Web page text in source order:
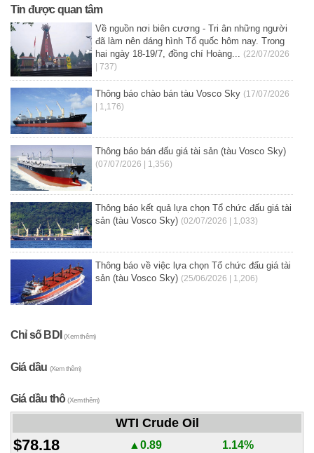
Tin được quan tâm
Về nguồn nơi biên cương - Tri ân những người
đã làm nên dáng hình Tổ quốc hôm nay. Trong
hai ngày 18-19/7, đồng chí Hoàng... (22/07/2026
| 737)
Thông báo chào bán tàu Vosco Sky (17/07/2026
| 1,176)
Thông báo bán đấu giá tài sản (tàu Vosco Sky)
(07/07/2026 | 1,356)
Thông báo kết quả lựa chọn Tổ chức đấu giá tài
sản (tàu Vosco Sky) (02/07/2026 | 1,033)
Thông báo về việc lựa chọn Tổ chức đấu giá tài
sản (tàu Vosco Sky) (25/06/2026 | 1,206)
Chỉ số BDI(Xem thêm)
Giá dầu (Xem thêm)
Giá dầu thô(Xem thêm)
WTI Crude Oil
$78.18 ▲0.89 1.14%